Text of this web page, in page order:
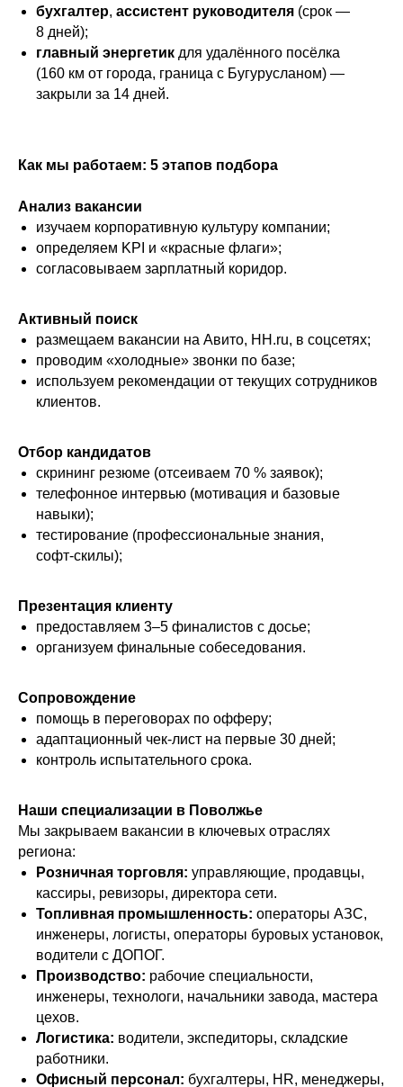
бухгалтер, ассистент руководителя (срок —
8 дней);
главный энергетик для удалённого посёлка
(160 км от города, граница с Бугурусланом) —
закрыли за 14 дней.
Как мы работаем: 5 этапов подбора
Анализ вакансии
изучаем корпоративную культуру компании;
определяем KPI и «красные флаги»;
согласовываем зарплатный коридор.
Активный поиск
размещаем вакансии на Авито, HH.ru, в соцсетях;
проводим «холодные» звонки по базе;
используем рекомендации от текущих сотрудников
клиентов.
Отбор кандидатов
скрининг резюме (отсеиваем 70 % заявок);
телефонное интервью (мотивация и базовые
навыки);
тестирование (профессиональные знания,
софт‑скилы);
Презентация клиенту
предоставляем 3–5 финалистов с досье;
организуем финальные собеседования.
Сопровождение
помощь в переговорах по офферу;
адаптационный чек‑лист на первые 30 дней;
контроль испытательного срока.
Наши специализации в Поволжье
Мы закрываем вакансии в ключевых отраслях
региона:
Розничная торговля: управляющие, продавцы,
кассиры, ревизоры, директора сети.
Топливная промышленность: операторы АЗС,
инженеры, логисты, операторы буровых установок,
водители с ДОПОГ.
Производство: рабочие специальности,
инженеры, технологи, начальники завода, мастера
цехов.
Логистика: водители, экспедиторы, складские
работники.
Офисный персонал: бухгалтеры, HR, менеджеры,